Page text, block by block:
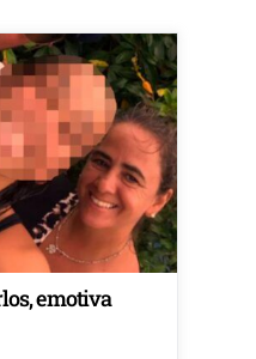
emotiva